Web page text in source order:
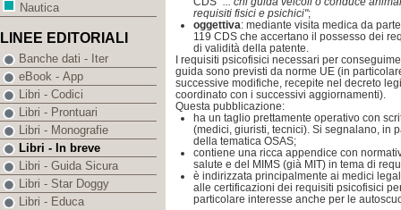
requisiti fisici e psichici";
oggettiva: mediante visita medica da
119 CDS che accertano il possesso dei
di validità della patente.
I requisiti psicofisici necessari per
guida sono previsti da norme UE (in
successive modifiche, recepite nel decreto
coordinato con i successivi aggiornamenti).
Questa pubblicazione:
ha un taglio prettamente operativo con
(medici, giuristi, tecnici). Si segnalano, in
della tematica OSAS;
contiene una ricca appendice con
salute e del MIMS (già MIT) in tema di
è indirizzata principalmente ai medici
alle certificazioni dei requisiti psicofisici
particolare interesse anche per le
Nautica
LINEE EDITORIALI
Banche dati - Iter
eBook - App
Libri - Codici
Libri - Prontuari
Libri - Monografie
Libri - In breve
Libri - Guida Sicura
Libri - Star Doggy
Libri - Educa